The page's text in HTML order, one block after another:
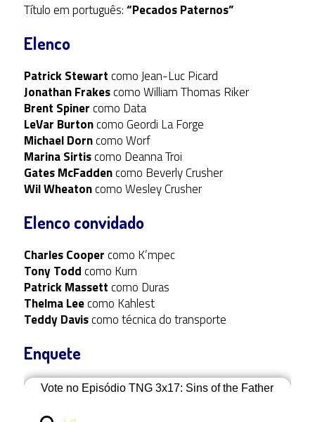
Título em português:“Pecados Paternos”
Elenco
Patrick Stewartcomo Jean-Luc Picard
Jonathan Frakescomo William Thomas Riker
Brent Spinercomo Data
LeVar Burtoncomo Geordi La Forge
Michael Dorncomo Worf
Marina Sirtiscomo Deanna Troi
Gates McFaddencomo Beverly Crusher
Wil Wheatoncomo Wesley Crusher
Elenco convidado
Charles Coopercomo K’mpec
Tony Toddcomo Kurn
Patrick Massettcomo Duras
Thelma Leecomo Kahlest
Teddy Daviscomo técnica do transporte
Enquete
Vote no Episódio TNG 3x17: Sins of the Father